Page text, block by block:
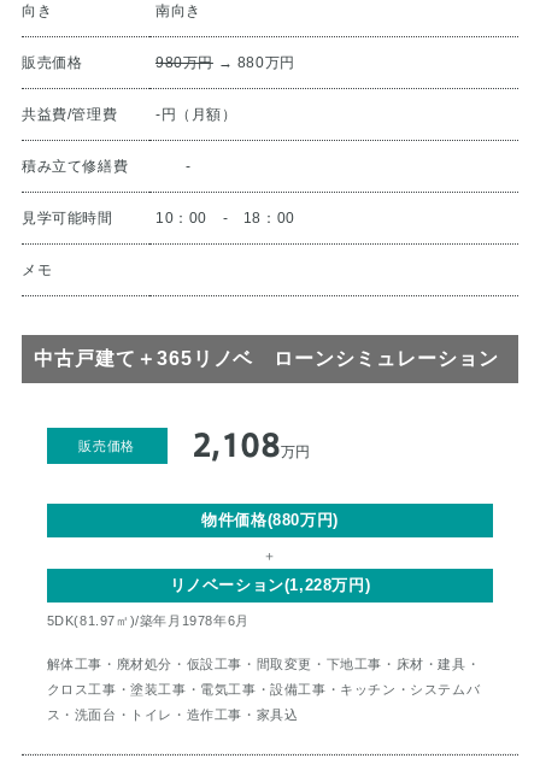
向き 南向き
販売価格 980万円→ 880万円
共益費/管理費 -円（月額）
積み立て修繕費 -
見学可能時間 10：00 - 18：00
メモ
中古戸建て＋365リノベ ローンシミュレーション
販売価格 2,108万円
物件価格(880万円)
＋
リノベーション(1,228万円)
5DK(81.97㎡)/築年月1978年6月
解体工事・廃材処分・仮設工事・間取変更・下地工事・床材・建具・
クロス工事・塗装工事・電気工事・設備工事・キッチン・システムバ
ス・洗面台・トイレ・造作工事・家具込